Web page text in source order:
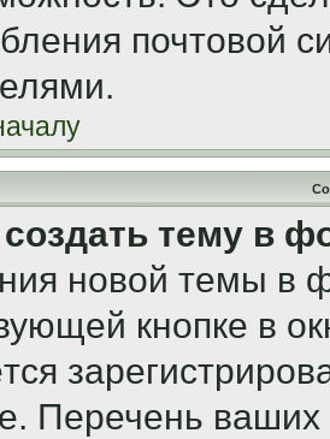
почтовой
тему в
новой темы в
кнопке в
Перечень ваших